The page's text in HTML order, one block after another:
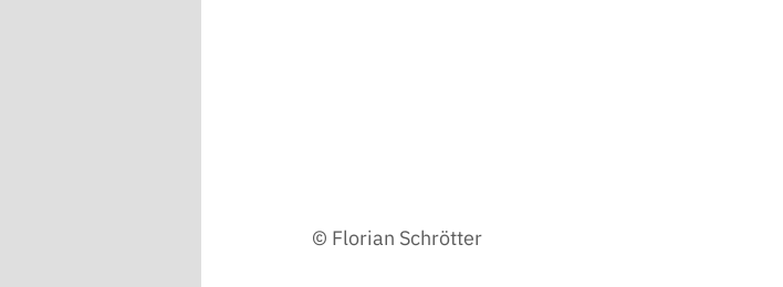
© Florian Schrötter